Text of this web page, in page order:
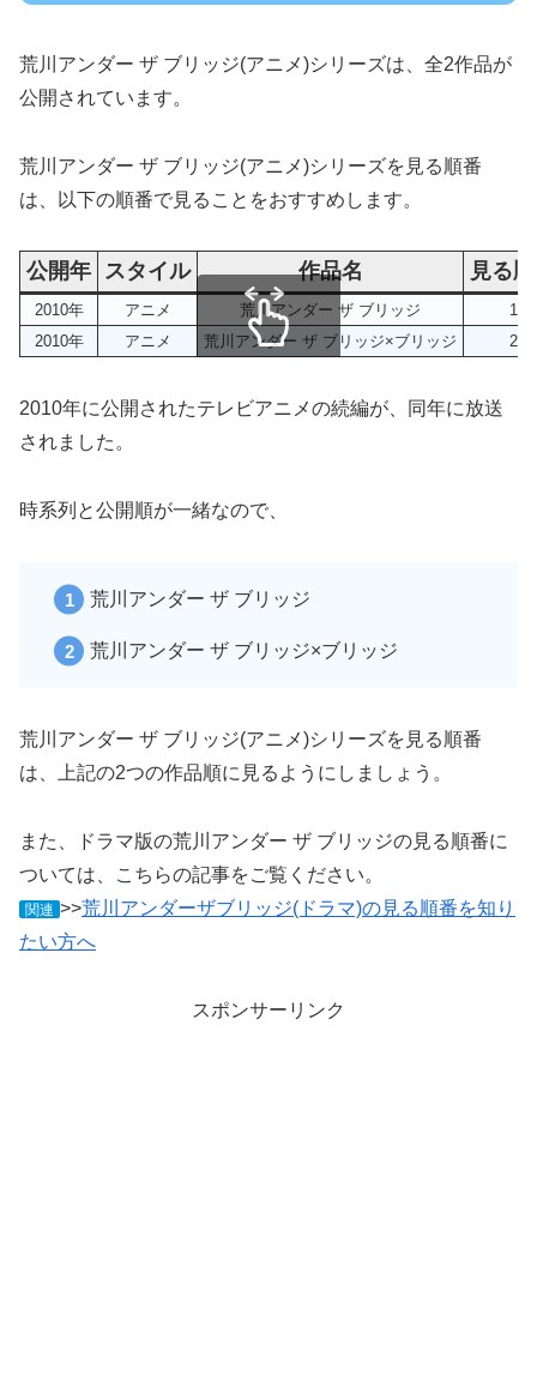
荒川アンダー ザ ブリッジ(アニメ)シリーズは、全2作品が
公開されています。
荒川アンダー ザ ブリッジ(アニメ)シリーズを見る順番
は、以下の順番で見ることをおすすめします。
公開年 スタイル 作品名 見る
2010年 アニメ 荒川アンダー ザ ブリッジ
1
2010年
アニメ 荒川アンダー ザ ブリッジ×ブリッジ 2
2010年に公開されたテレビアニメの続編が、同年に放送
されました。
時系列と公開順が一緒なので、
荒川アンダー ザ ブリッジ
荒川アンダー ザ ブリッジ×ブリッジ
荒川アンダー ザ ブリッジ(アニメ)シリーズを見る順番
は、上記の2つの作品順に見るようにしましょう。
また、ドラマ版の荒川アンダー ザ ブリッジの見る順番に
ついては、こちらの記事をご覧ください。
関連 >>荒川アンダーザブリッジ(ドラマ)の見る順番を知り
たい方へ
スポンサーリンク